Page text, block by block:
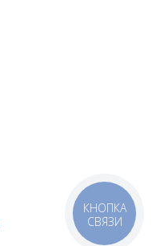
КНОПКА
СВЯЗИ